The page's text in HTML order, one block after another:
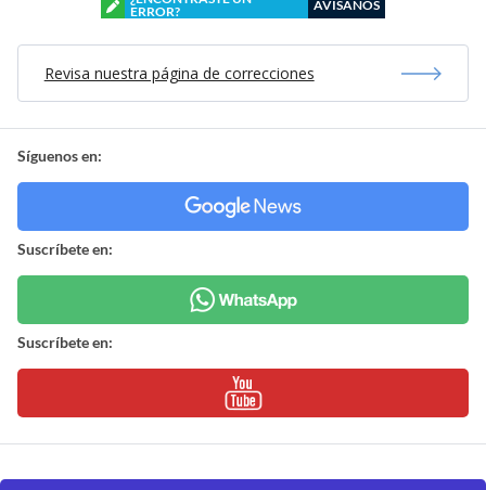
ERROR?
AVÍSANOS
Revisa nuestra página de correcciones
Síguenos en:
Suscríbete en:
Suscríbete en: